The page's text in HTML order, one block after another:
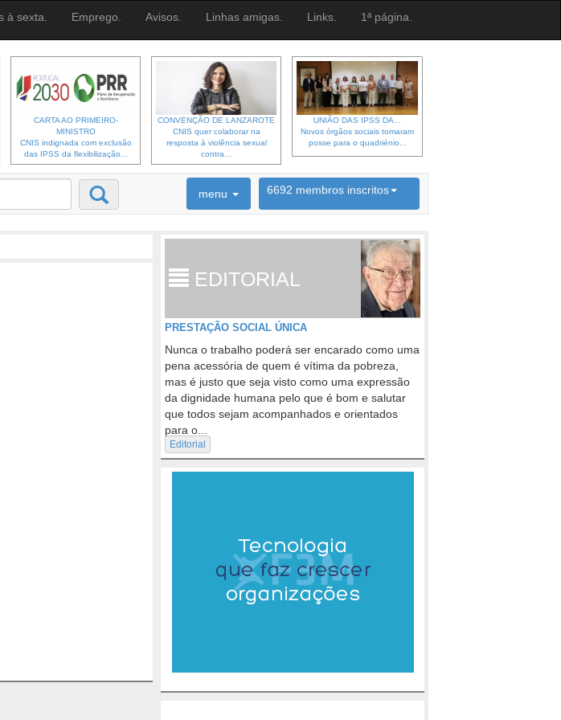
à sexta. Emprego. Avisos. Linhas amigas. Links. 1ª página.
CARTA AO PRIMEIRO-
MINISTRO
CNIS indignada com exclusão
das IPSS da flexibilização...
CONVENÇÃO DE LANZAROTE
CNIS quer colaborar na
resposta à violência sexual
contra...
UNIÃO DAS IPSS DA...
Novos órgãos sociais tomaram
posse para o quadriénio...
menu 6692 membros inscritos
EDITORIAL
PRESTAÇÃO SOCIAL ÚNICA
Nunca o trabalho poderá ser encarado como uma
pena acessória de quem é vítima da pobreza,
mas é justo que seja visto como uma expressão
da dignidade humana pelo que é bom e salutar
que todos sejam acompanhados e orientados
para o...
Editorial